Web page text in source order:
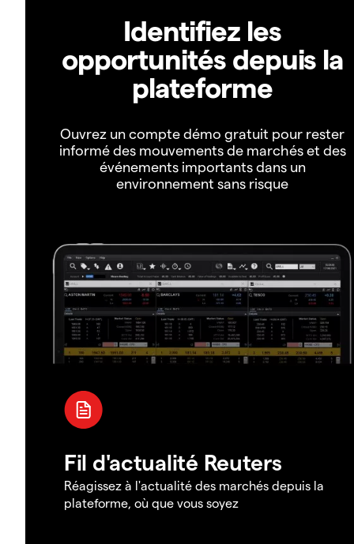
Identifiez les
opportunités depuis la
plateforme
Ouvrez un compte démo gratuit pour rester
informé des mouvements de marchés et des
événements importants dans un
environnement sans risque
Fil d'actualité Reuters
Réagissez à l'actualité des marchés depuis la
plateforme, où que vous soyez